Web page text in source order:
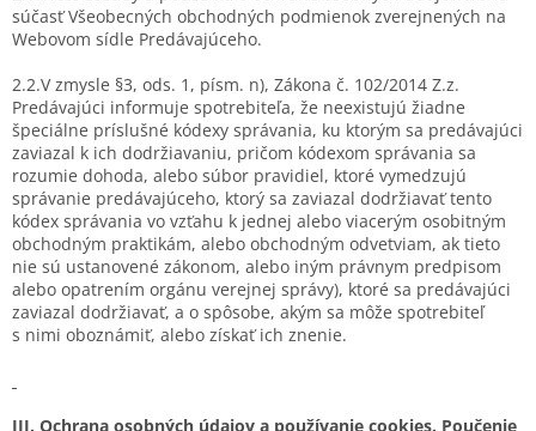
súčasť Všeobecných obchodných podmienok zverejnených na
Webovom sídle Predávajúceho.
2.2.V zmysle §3, ods. 1, písm. n), Zákona č. 102/2014 Z.z.
Predávajúci informuje spotrebiteľa, že neexistujú žiadne
špeciálne príslušné kódexy správania, ku ktorým sa predávajúci
zaviazal k ich dodržiavaniu, pričom kódexom správania sa
rozumie dohoda, alebo súbor pravidiel, ktoré vymedzujú
správanie predávajúceho, ktorý sa zaviazal dodržiavať tento
kódex správania vo vzťahu k jednej alebo viacerým osobitným
obchodným praktikám, alebo obchodným odvetviam, ak tieto
nie sú ustanovené zákonom, alebo iným právnym predpisom
alebo opatrením orgánu verejnej správy), ktoré sa predávajúci
zaviazal dodržiavať, a o spôsobe, akým sa môže spotrebiteľ
s nimi oboznámiť, alebo získať ich znenie.
III. Ochrana osobných údajov a používanie cookies. Poučenie